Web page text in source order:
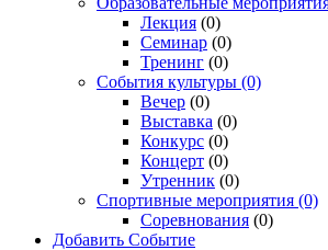
Лекция (0)
Семинар (0)
Тренинг (0)
События культуры (0)
Вечер (0)
Выставка (0)
Конкурс (0)
Концерт (0)
Утренник (0)
Спортивные мероприятия (0)
Соревнования (0)
Добавить Событие